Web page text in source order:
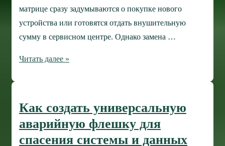
матрице сразу задумываются о покупке нового
устройства или готовятся отдать внушительную
сумму в сервисном центре. Однако замена …
Руководство
экрана
ноутбука
Читать далее »
Как создать универсальную
аварийную флешку для
спасения системы и данных